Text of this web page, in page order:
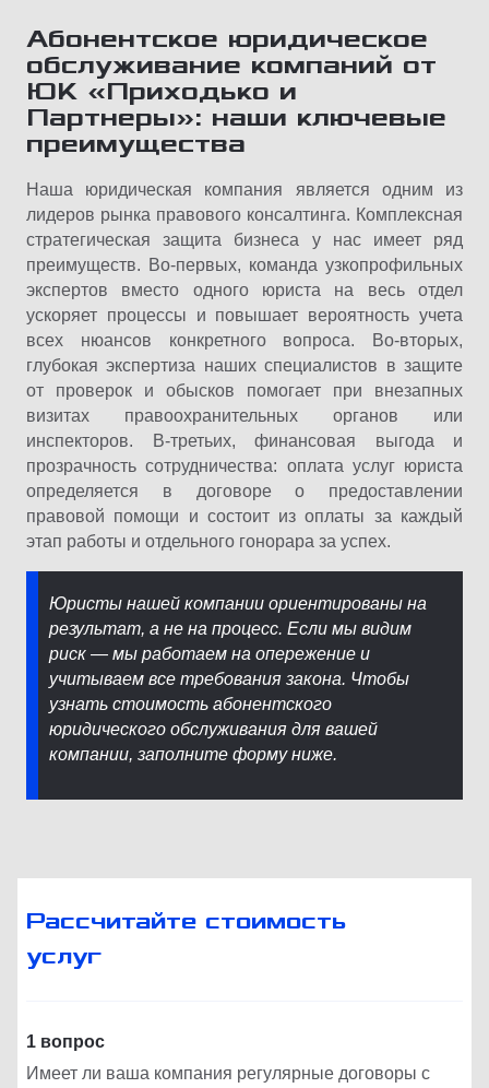
Абонентское юридическое
обслуживание компаний от
ЮК «Приходько и
Партнеры»: наши ключевые
преимущества
Наша юридическая компания является одним из
лидеров рынка правового консалтинга. Комплексная
стратегическая защита бизнеса у нас имеет ряд
преимуществ. Во-первых, команда узкопрофильных
экспертов вместо одного юриста на весь отдел
ускоряет процессы и повышает вероятность учета
всех нюансов конкретного вопроса. Во-вторых,
глубокая экспертиза наших специалистов в защите
от проверок и обысков помогает при внезапных
визитах правоохранительных органов или
инспекторов. В-третьих, финансовая выгода и
прозрачность сотрудничества: оплата услуг юриста
определяется в договоре о предоставлении
правовой помощи и состоит из оплаты за каждый
этап работы и отдельного гонорара за успех.
Юристы нашей компании ориентированы на
результат, а не на процесс. Если мы видим
риск — мы работаем на опережение и
учитываем все требования закона. Чтобы
узнать стоимость абонентского
юридического обслуживания для вашей
компании, заполните форму ниже.
Рассчитайте стоимость
услуг
1 вопрос
Имеет ли ваша компания регулярные договоры с